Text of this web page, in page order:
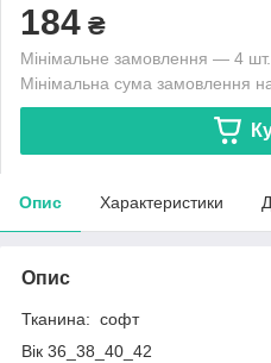
184 ₴
Мінімальне замовлення — 4 шт.
Мінімальна сума замовлення
Опис Характеристики
Опис
Тканина: софт
Вік 36_38_40_42